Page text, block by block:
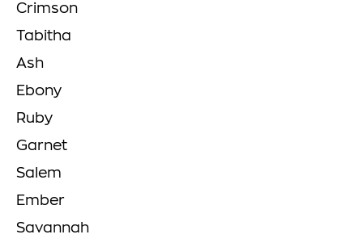
Crimson
Tabitha
Ash
Ebony
Ruby
Garnet
Salem
Ember
Savannah